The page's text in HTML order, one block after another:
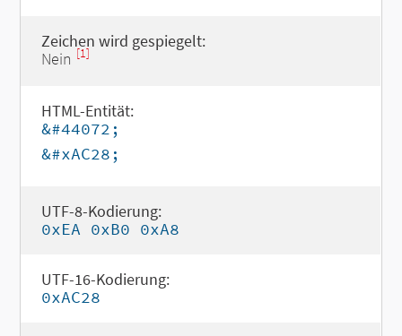
Zeichen wird gespiegelt:
Nein [1]
HTML-Entität:
&#44072;
&#xAC28;
UTF-8-Kodierung:
0xEA 0xB0 0xA8
UTF-16-Kodierung:
0xAC28